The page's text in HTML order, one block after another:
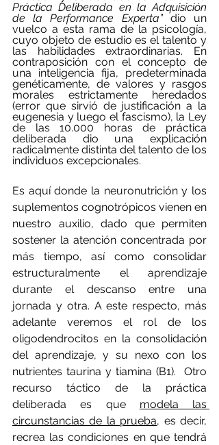
Práctica Deliberada en la Adquisición
de la Performance Experta” dio un
vuelco a esta rama de la psicología,
cuyo objeto de estudio es el talento y
las habilidades extraordinarias. En
contraposición con el concepto de
una inteligencia fija, predeterminada
genéticamente, de valores y rasgos
morales estrictamente heredados
(error que sirvió de justificación a la
eugenesia y luego el fascismo), la Ley
de las 10.000 horas de práctica
deliberada dio una explicación
radicalmente distinta del talento de los
individuos excepcionales.
Es aquí donde la neuronutrición y los
suplementos cognotrópicos vienen en
nuestro auxilio, dado que permiten
sostener la atención concentrada por
más tiempo, así como consolidar
estructuralmente el aprendizaje
durante el descanso entre una
jornada y otra. A este respecto, más
adelante veremos el rol de los
oligodendrocitos en la consolidación
del aprendizaje, y su nexo con los
nutrientes taurina y tiamina (B1).  Otro
recurso táctico de la práctica
deliberada es que modela las
circunstancias de la prueba, es decir,
recrea las condiciones en que tendrá